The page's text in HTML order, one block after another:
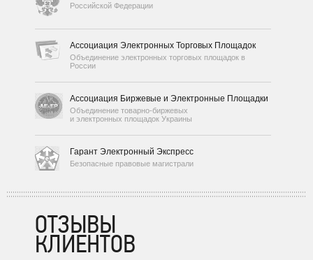
Российской Федерации
Ассоциация Электронных Торговых Площадок
Объединение электронных торговых площадок в
России
Ассоциация Биржевые и Электронные Площадки
Объединение товарно-биржевых
и электронных площадок Украины
Гарант Электронный Экспресс
Безопасные правовые магистрали
ОТЗЫВЫ
КЛИЕНТОВ